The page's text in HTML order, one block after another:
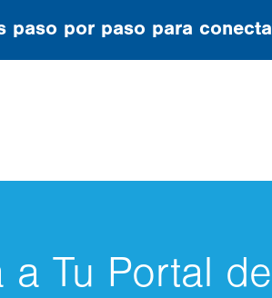
paso por paso para
a Tu Portal